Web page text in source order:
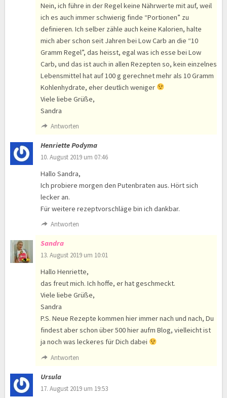
Nein, ich führe in der Regel keine Nährwerte mit auf, weil
ich es auch immer schwierig finde “Portionen” zu
definieren. Ich selber zähle auch keine Kalorien, halte
mich aber schon seit Jahren bei Low Carb an die “10
Gramm Regel”, das heisst, egal was ich esse bei Low
Carb, und das ist auch in allen Rezepten so, kein einzelnes
Lebensmittel hat auf 100 g gerechnet mehr als 10 Gramm
Kohlenhydrate, eher deutlich weniger
Viele liebe Grüße,
Sandra
Antworten
Henriette Podyma
10. August 2019 um 07:46
Hallo Sandra,
Ich probiere morgen den Putenbraten aus. Hört sich
lecker an.
Für weitere rezeptvorschläge bin ich dankbar.
Antworten
Sandra
13. August 2019 um 10:01
Hallo Henriette,
das freut mich. Ich hoffe, er hat geschmeckt.
Viele liebe Grüße,
Sandra
P.S. Neue Rezepte kommen hier immer nach und nach, Du
findest aber schon über 500 hier aufm Blog, vielleicht ist
ja noch was leckeres für Dich dabei
Antworten
Ursula
17. August 2019 um 19:53